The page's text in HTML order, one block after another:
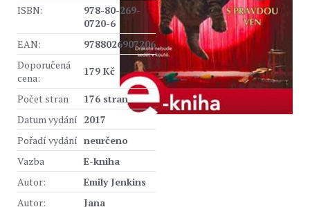
ISBN:
978-80-269-
0720-6
EAN:
9788026907206
Doporučená
cena:
179 Kč
Počet stran
176 stran
Datum vydání 2017
Pořadí vydání neurčeno
Vazba
E-kniha
Autor:
Emily Jenkins
Autor:
Jana